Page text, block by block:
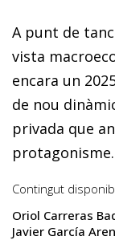
A punt de
vista
encara un
de nou
privada que
protagonisme.
Contingut
Oriol Carreras
Javier García